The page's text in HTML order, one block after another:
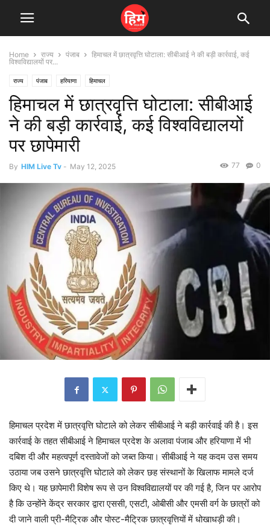
Home राज्य पंजाब
हिमाचल में छात्रवृत्ति घोटाला: सीबीआई ने की बड़ी कार्रवाई, कई
विश्वविद्यालयों पर...
राज्य पंजाब हरियाणा हिमाचल
हिमाचल में छात्रवृत्ति घोटाला: सीबीआई
ने की बड़ी कार्रवाई, कई विश्वविद्यालयों
पर छापेमारी
By HIM Live Tv - May 12, 2025 0
77
हिमाचल प्रदेश में छात्रवृत्ति घोटाले को लेकर सीबीआई ने बड़ी कार्रवाई की है। इस
कार्रवाई के तहत सीबीआई ने हिमाचल प्रदेश के अलावा पंजाब और हरियाणा में भी
दबिश दी और महत्वपूर्ण दस्तावेजों को जब्त किया। सीबीआई ने यह कदम उस समय
उठाया जब उसने छात्रवृत्ति घोटाले को लेकर छह संस्थानों के खिलाफ मामले दर्ज
किए थे। यह छापेमारी विशेष रूप से उन विश्वविद्यालयों पर की गई है, जिन पर आरोप
है कि उन्होंने केंद्र सरकार द्वारा एससी, एसटी, ओबीसी और एमसी वर्ग के छात्रों को
दी जाने वाली प्री-मैट्रिक और पोस्ट-मैट्रिक छात्रवृत्तियों में धोखाधड़ी की।